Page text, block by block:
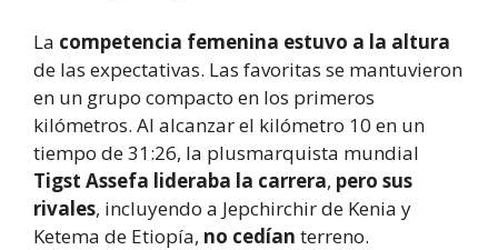
La competencia femenina estuvo a la altura
de las expectativas. Las favoritas se mantuvieron
en un grupo compacto en los primeros
kilómetros. Al alcanzar el kilómetro 10 en un
tiempo de 31:26, la plusmarquista mundial
Tigst Assefa lideraba la carrera, pero sus
rivales, incluyendo a Jepchirchir de Kenia y
Ketema de Etiopía, no cedían terreno.